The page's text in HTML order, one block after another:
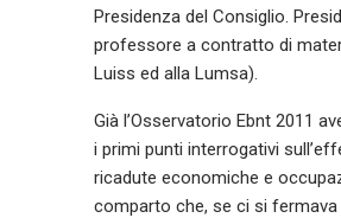
Presidenza del Consiglio.
professore a contratto di
Luiss ed alla Lumsa).
Già l’Osservatorio Ebnt 2011
i primi punti interrogativi
ricadute economiche e
comparto che, se ci si fermava